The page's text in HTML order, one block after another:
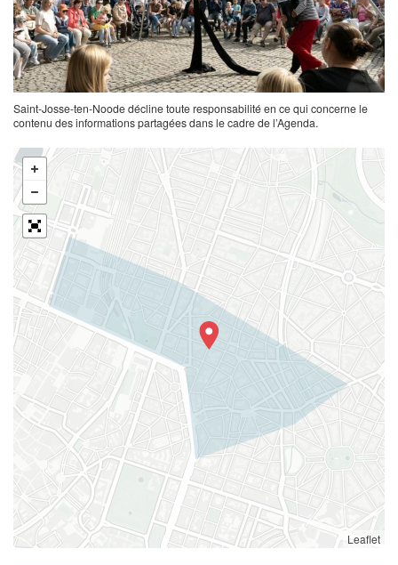
Saint-Josse-ten-Noode décline toute responsabilité en ce qui concerne le
contenu des informations partagées dans le cadre de l’Agenda.
Leaflet